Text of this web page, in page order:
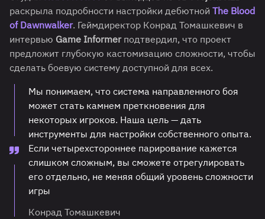
раскрыла подробности настройки дебютной The Blood
of Dawnwalker. Геймдиректор Конрад Томашкевич в
интервью Game Informerподтвердил, что проект
предложит глубокую кастомизацию сложности, чтобы
сделать боевую систему доступной для всех.
Мы понимаем, что система направленного боя
может стать камнем преткновения для
некоторых игроков. Наша цель — дать
инструменты для настройки собственного опыта.
Если четырехстороннее парирование кажется
слишком сложным, вы сможете отрегулировать
его отдельно, не меняя общий уровень сложности
игры
Конрад Томашкевич